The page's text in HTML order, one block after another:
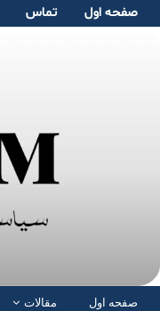
صفحە اول تماس
صفحە اول مقالات